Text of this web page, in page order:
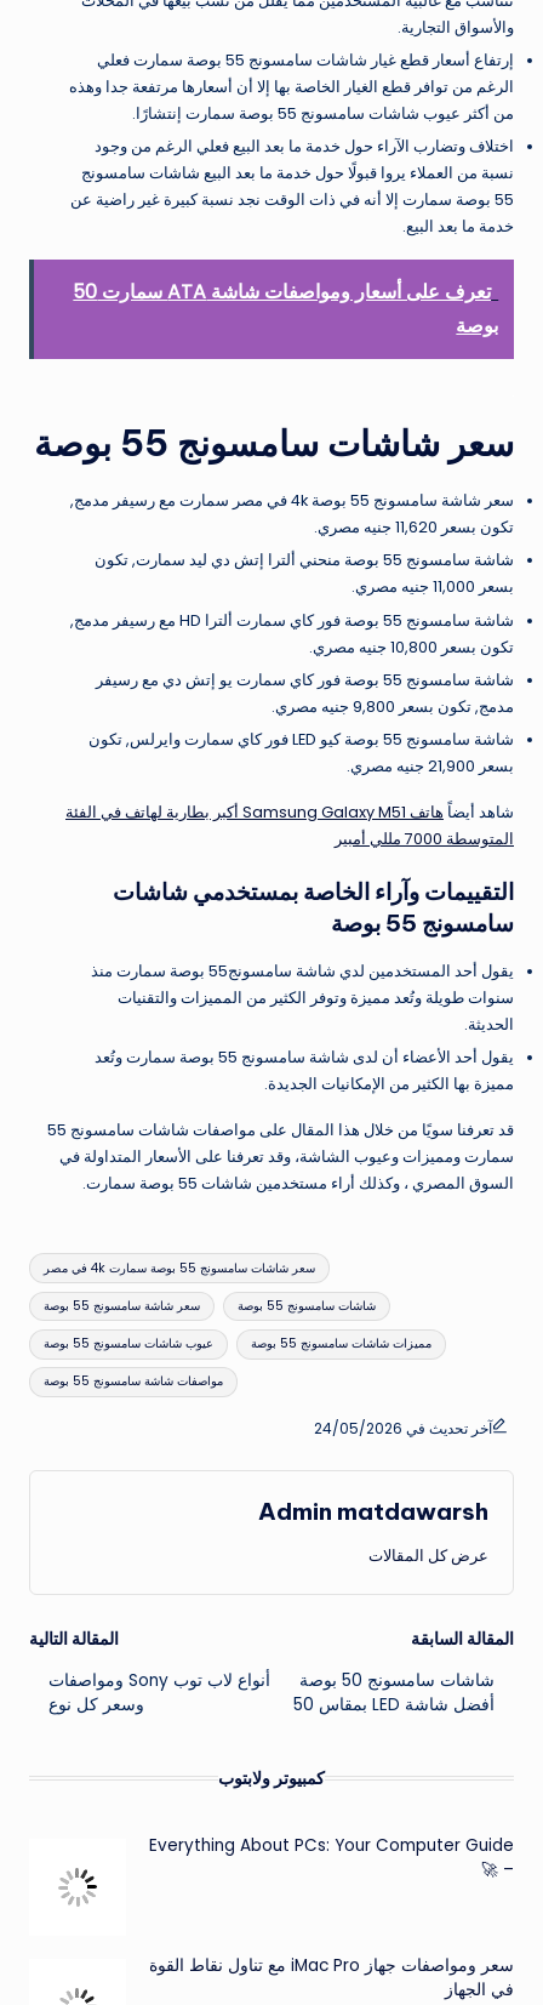
والأسواق التجارية.
إرتفاع أسعار قطع غيار شاشات سامسونج 55 بوصة سمارت فعلي
الرغم من توافر قطع الغيار الخاصة بها إلا أن أسعارها مرتفعة جدا وهذه
من أكثر عيوب شاشات سامسونج 55 بوصة سمارت إنتشارًا.
اختلاف وتضارب الآراء حول خدمة ما بعد البيع فعلي الرغم من وجود
نسبة من العملاء يروا قبولًا حول خدمة ما بعد البيع شاشات سامسونج
55 بوصة سمارت إلا أنه في ذات الوقت نجد نسبة كبيرة غير راضية عن
خدمة ما بعد البيع.
تعرف على أسعار ومواصفات شاشة ATA سمارت 50
بوصة
سعر شاشات سامسونج 55 بوصة
سعر شاشة سامسونج 55 بوصة 4k في مصر سمارت مع رسيفر مدمج,
تكون بسعر 11,620 جنيه مصري.
شاشة سامسونج 55 بوصة منحني ألترا إتش دي ليد سمارت, تكون
بسعر 11,000 جنيه مصري.
شاشة سامسونج 55 بوصة فور كاي سمارت ألترا HD مع رسيفر مدمج,
تكون بسعر 10,800 جنيه مصري.
شاشة سامسونج 55 بوصة فور كاي سمارت يو إتش دي مع رسيفر
مدمج, تكون بسعر 9,800 جنيه مصري.
شاشة سامسونج 55 بوصة كيو LED فور كاي سمارت وايرلس, تكون
بسعر 21,900 جنيه مصري.
شاهد أيضاً
هاتف Samsung Galaxy M51 أكبر بطارية لهاتف في الفئة
المتوسطة 7000 مللي أمبير
التقييمات وآراء الخاصة بمستخدمي شاشات
سامسونج 55 بوصة
يقول أحد المستخدمين لدي شاشة سامسونج55 بوصة سمارت منذ
سنوات طويلة وتُعد مميزة وتوفر الكثير من المميزات والتقنيات
الحديثة.
يقول أحد الأعضاء أن لدى شاشة سامسونج 55 بوصة سمارت وتُعد
مميزة بها الكثير من الإمكانيات الجديدة.
قد تعرفنا سويًا من خلال هذا المقال على مواصفات شاشات سامسونج 55
سمارت ومميزات وعيوب الشاشة، وقد تعرفنا على الأسعار المتداولة في
السوق المصري ، وكذلك أراء مستخدمين شاشات 55 بوصة سمارت.
سعر شاشات سامسونج 55 بوصة سمارت 4k في مصر
سعر شاشة سامسونج 55 بوصة شاشات سامسونج 55 بوصة
عيوب شاشات سامسونج 55 بوصة مميزات شاشات سامسونج 55 بوصة
مواصفات شاشة سامسونج 55 بوصة
آخر تحديث في 24/05/2026
Admin matdawarsh
عرض كل المقالات
تصفّح
المقالات
المقالة السابقة
شاشات سامسونج 50 بوصة
أفضل شاشة LED بمقاس 50
المقالة التالية
أنواع لاب توب Sony ومواصفات
وسعر كل نوع
كمبيوتر ولابتوب
Everything About PCs: Your Computer Guide
– 🚀
سعر ومواصفات جهاز iMac Pro مع تناول نقاط القوة
في الجهاز